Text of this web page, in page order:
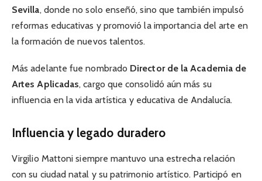
Sevilla, donde no solo enseñó, sino que también impulsó
reformas educativas y promovió la importancia del arte en
la formación de nuevos talentos.
Más adelante fue nombrado Director de la Academia de
Artes Aplicadas, cargo que consolidó aún más su
influencia en la vida artística y educativa de Andalucía.
Influencia y legado duradero
Virgilio Mattoni siempre mantuvo una estrecha relación
con su ciudad natal y su patrimonio artístico. Participó en